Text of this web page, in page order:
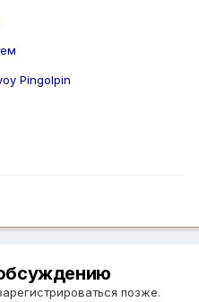
Pingolpin
позже.